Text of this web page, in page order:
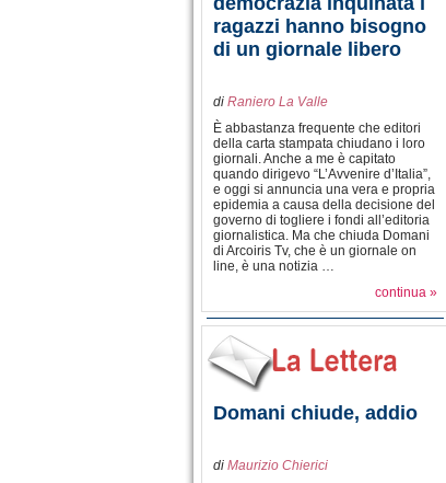
ragazzi hanno bisogno
di un giornale libero
di Raniero La Valle
È abbastanza frequente che editori
della carta stampata chiudano i loro
giornali. Anche a me è capitato
quando dirigevo “L’Avvenire d’Italia”,
e oggi si annuncia una vera e propria
epidemia a causa della decisione del
governo di togliere i fondi all’editoria
giornalistica. Ma che chiuda Domani
di Arcoiris Tv, che è un giornale on
line, è una notizia …
continua »
Domani chiude, addio
di Maurizio Chierici